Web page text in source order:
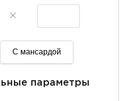
С мансардой
параметры